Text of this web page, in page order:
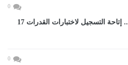
0
تنسيق الجامعات 2026.. إتاحة التسجيل لاختبارات القدرات 17
0